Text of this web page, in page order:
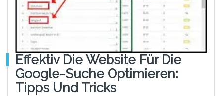
Effektiv Die Website Für Die
Google-Suche Optimieren:
Tipps Und Tricks